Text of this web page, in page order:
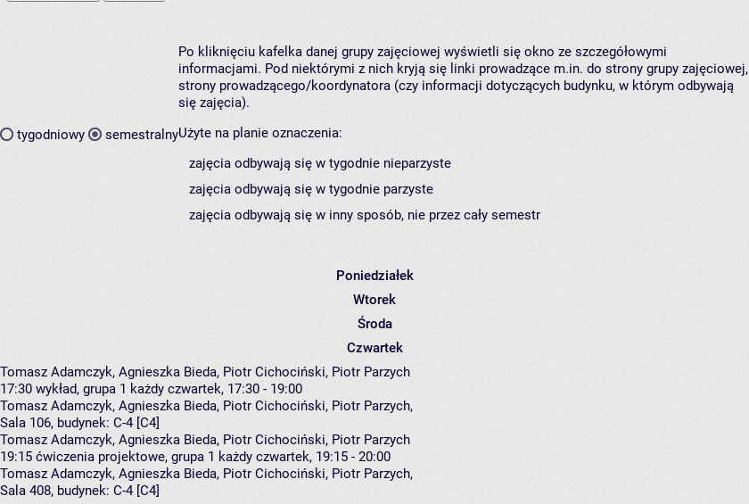
tygodniowy semestralny
Po kliknięciu kafelka danej grupy zajęciowej wyświetli się okno ze szczegółowymi
informacjami. Pod niektórymi z nich kryją się linki prowadzące m.in. do strony grupy zajęciowej,
strony prowadzącego/koordynatora (czy informacji dotyczących budynku, w którym odbywają
się zajęcia).
Użyte na planie oznaczenia:
zajęcia odbywają się w tygodnie nieparzyste
zajęcia odbywają się w tygodnie parzyste
zajęcia odbywają się w inny sposób, nie przez cały semestr
Poniedziałek
Wtorek
Środa
Czwartek
Tomasz Adamczyk, Agnieszka Bieda, Piotr Cichociński, Piotr Parzych
17:30 wykład, grupa 1 każdy czwartek, 17:30 - 19:00
Tomasz Adamczyk, Agnieszka Bieda, Piotr Cichociński, Piotr Parzych,
Sala 106, budynek: C-4 [C4]
Tomasz Adamczyk, Agnieszka Bieda, Piotr Cichociński, Piotr Parzych
19:15 ćwiczenia projektowe, grupa 1 każdy czwartek, 19:15 - 20:00
Tomasz Adamczyk, Agnieszka Bieda, Piotr Cichociński, Piotr Parzych,
Sala 408, budynek: C-4 [C4]